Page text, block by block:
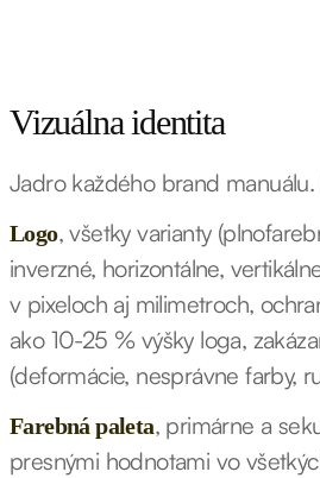
Vizuálna identita
Jadro každého brand
Logo, všetky varianty
inverzné, horizontálne,
v pixeloch aj milimetroch,
ako 10-25 % výšky loga,
(deformácie, nesprávne farby,
Farebná paleta, primárne a
presnými hodnotami vo